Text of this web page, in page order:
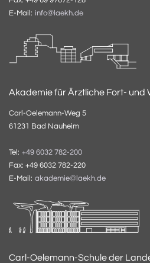
E-Mail: info@laekh.de
Akademie für Ärztliche Fort- und
Carl-Oelemann-Weg 5
61231 Bad Nauheim
Tel: +49 6032 782-200
Fax: +49 6032 782-220
E-Mail: akademie@laekh.de
Carl-Oelemann-Schule der